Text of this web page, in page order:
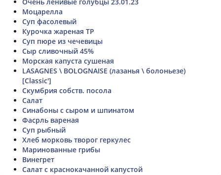
Моцарелла
Суп фасолевый
Курочка жареная ТР
Суп пюре из чечевицы
Сыр сливочный 45%
Морская капуста сушеная
LASAGNES \ BOLOGNAISE (лазанья \ болоньезе)
[Classic']
Скумбрия собств. посола
Салат
Синабоны с сыром и шпинатом
Фасрль вареная
Суп рыбный
Хлеб морковь творог геркулес
Маринованные грибы
Винегрет
Салат с краснокачанной капустой